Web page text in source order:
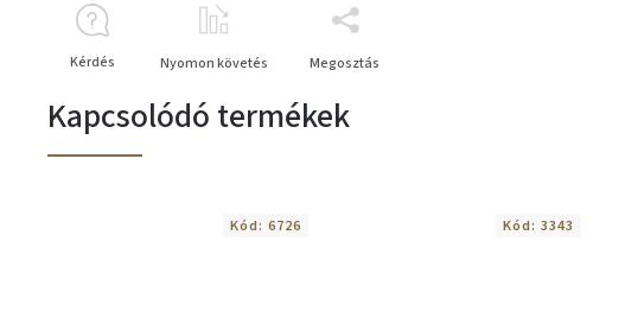
Kérdés Nyomon követés Megosztás
Kapcsolódó termékek
Kód: 6726 Kód: 3343